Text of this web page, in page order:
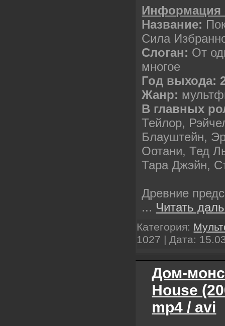
Название:
Сила
Слоган: От
многое
Год выхода:
Жанр:
В главных
Тейлор,
Блауштейн,
Оотани, Тед
Тара Джэйн,
Древние
... Читать
Категория:
1027 | Дата:
Дом-
House
mp4 / avi